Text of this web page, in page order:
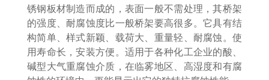
锈钢板材制造而成的，表面一般不需处理，其桥架
的强度、耐腐蚀度比一般桥架要高很多。它具有结
构简单、样式新颖、载荷大、重量轻、耐腐蚀。使
用寿命长，安装方便。适用于各种化工企业的酸、
碱型大气重腐蚀介质，在临雾地区、高湿度和有腐